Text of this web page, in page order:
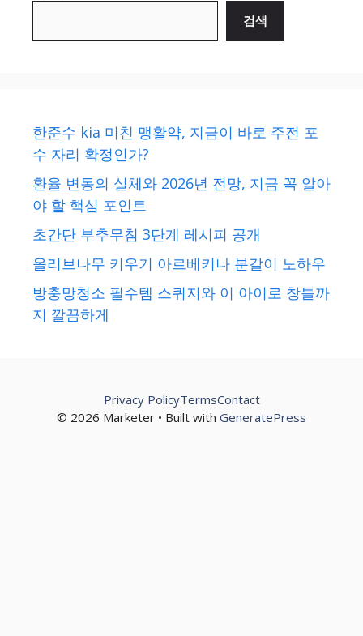
검색
한준수 kia 미친 맹활약, 지금이 바로 주전 포
수 자리 확정인가?
환율 변동의 실체와 2026년 전망, 지금 꼭 알아
야 할 핵심 포인트
초간단 부추무침 3단계 레시피 공개
올리브나무 키우기 아르베키나 분갈이 노하우
방충망청소 필수템 스퀴지와 이 아이로 창틀까
지 깔끔하게
© 2026 Marketer • Built with GeneratePress
Privacy PolicyTermsContact